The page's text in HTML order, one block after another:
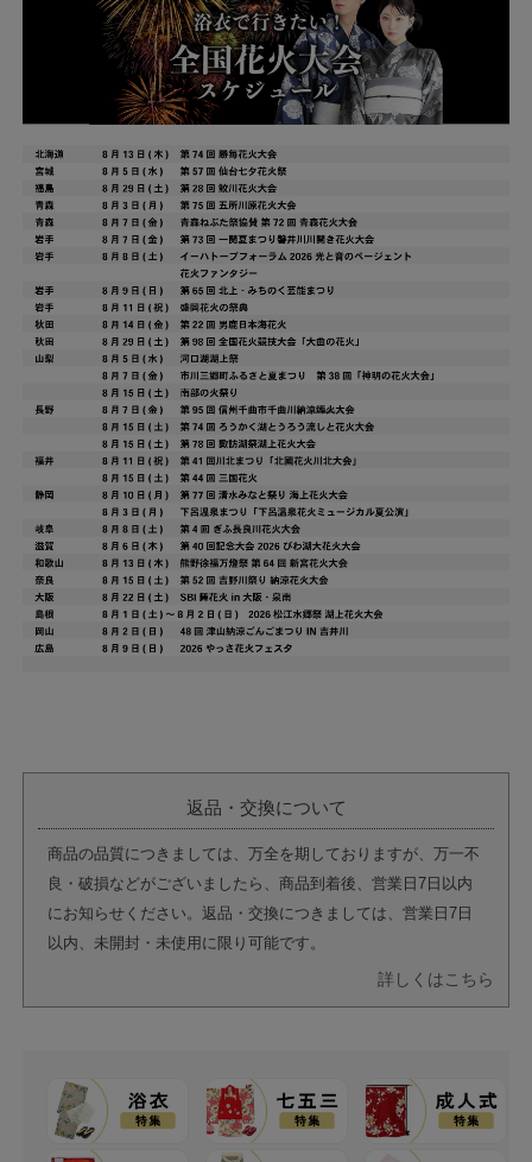
返品・交換について
商品の品質につきましては、万全を期しておりますが、万一不
良・破損などがございましたら、商品到着後、営業日7日以内
にお知らせください。返品・交換につきましては、営業日7日
以内、未開封・未使用に限り可能です。
詳しくはこちら